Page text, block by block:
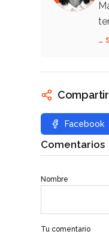
…
Facebook
Comentarios
Nombre
Tu comentario